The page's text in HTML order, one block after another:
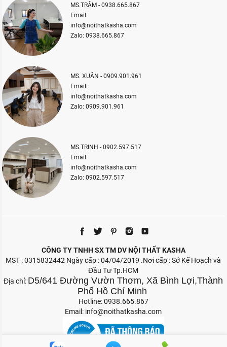
MS.TRÂM - 0938.665.867
Email:
info@noithatkasha.com
Zalo: 0938.665.867
MS. XUÂN - 0909.901.961
Email:
info@noithatkasha.com
Zalo: 0909.901.961
MS.TRINH - 0902.597.517
Email:
info@noithatkasha.com
Zalo: 0902.597.517
CÔNG TY TNHH SX TM DV NỘI THẤT KASHA
MST : 0315832442 Ngày cấp : 04/04/2019 .Nơi cấp : Sở Kế Hoạch và
Đầu Tư Tp.HCM
Địa chỉ: D5/641 Đường Vườn Thơm, Xã Bình Lợi,Thành
Phố Hồ Chí Minh
Hotline: 0938.665.867
Email: info@noithatkasha.com